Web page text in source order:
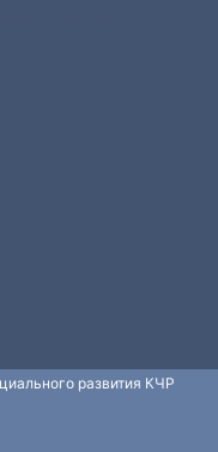
развития КЧР